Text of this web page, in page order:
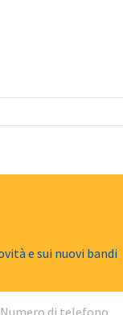
e sui nuovi bandi